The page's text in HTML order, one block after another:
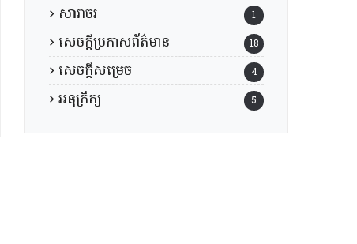
សារាចរ 1
សេចក្តីប្រកាសព័ត៌មាន 18
សេចក្តីសម្រេច 4
អនុក្រឹត្យ 5